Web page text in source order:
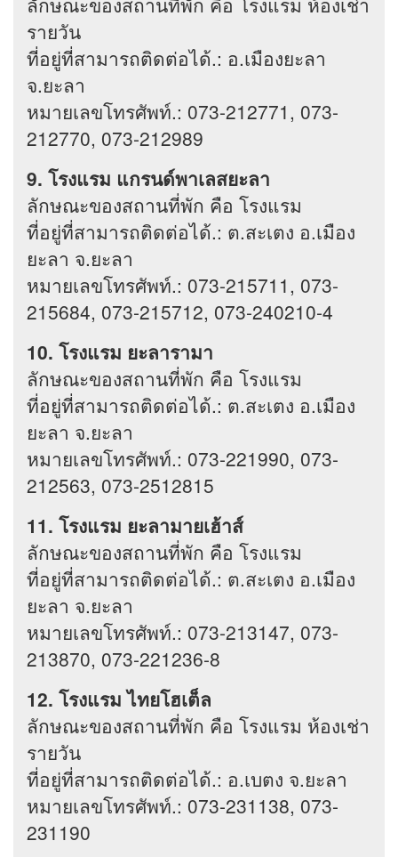
รายวัน
ที่อยู่ที่สามารถติดต่อได้.: อ.เมืองยะลา
จ.ยะลา
หมายเลขโทรศัพท์.: 073-212771, 073-
212770, 073-212989
9. โรงแรม แกรนด์พาเลสยะลา
ลักษณะของสถานที่พัก คือ โรงแรม
ที่อยู่ที่สามารถติดต่อได้.: ต.สะเตง อ.เมือง
ยะลา จ.ยะลา
หมายเลขโทรศัพท์.: 073-215711, 073-
215684, 073-215712, 073-240210-4
10. โรงแรม ยะลารามา
ลักษณะของสถานที่พัก คือ โรงแรม
ที่อยู่ที่สามารถติดต่อได้.: ต.สะเตง อ.เมือง
ยะลา จ.ยะลา
หมายเลขโทรศัพท์.: 073-221990, 073-
212563, 073-2512815
11. โรงแรม ยะลามายเฮ้าส์
ลักษณะของสถานที่พัก คือ โรงแรม
ที่อยู่ที่สามารถติดต่อได้.: ต.สะเตง อ.เมือง
ยะลา จ.ยะลา
หมายเลขโทรศัพท์.: 073-213147, 073-
213870, 073-221236-8
12. โรงแรม ไทยโฮเต็ล
ลักษณะของสถานที่พัก คือ โรงแรม ห้องเช่า
รายวัน
ที่อยู่ที่สามารถติดต่อได้.: อ.เบตง จ.ยะลา
หมายเลขโทรศัพท์.: 073-231138, 073-
231190